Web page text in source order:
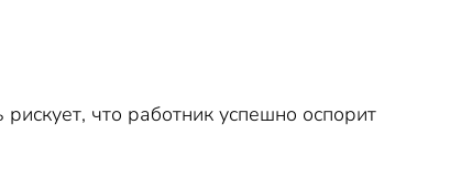
что работник успешно оспорит